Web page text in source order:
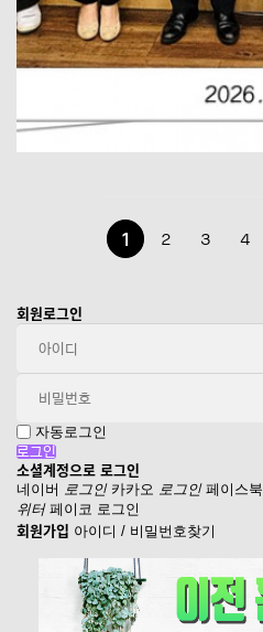
1 2 3 4
회원로그인
자동로그인
소셜계정으로 로그인
네이버 로그인 카카오 로그인 페이스북
위터 페이코 로그인
회원가입 아이디 / 비밀번호찾기